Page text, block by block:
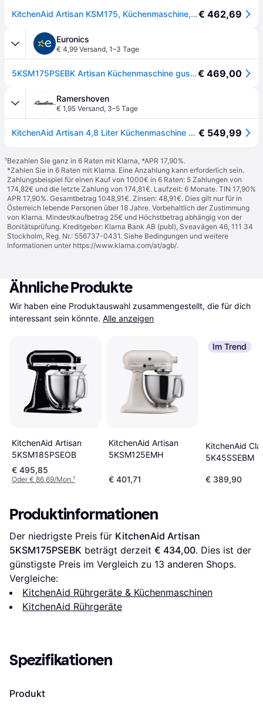
KitchenAid Artisan KSM175, Küchenmaschine, Schwarz€ 462,69
Euronics
€ 4,99 Versand, 1–3 Tage
5KSM175PSEBK Artisan Küchenmaschine gusseisen schwarz€ 469,00
Ramershoven
€ 1,95 Versand, 3–5 Tage
KitchenAid Artisan 4,8 Liter Küchenmaschine Modell KSM175 -... € 549,99
¹Bezahlen Sie ganz in 6 Raten mit Klarna, *APR 17,90%.
*Zahlen Sie in 6 Raten mit Klarna. Eine Anzahlung kann erforderlich sein.
Zahlungsbeispiel für einen Kauf von 1000€ in 6 Raten: 5 Zahlungen von
174,82€ und die letzte Zahlung von 174,81€. Laufzeit: 6 Monate. TIN 17,90%
APR 17,90%. Gesamtbetrag 1048,91€. Zinsen: 48,91€. Dies gilt nur für in
Österreich lebende Personen über 18 Jahre. Vorbehaltlich der Zustimmung
von Klarna. Mindestkaufbetrag 25€ und Höchstbetrag abhängig von der
Bonitätsprüfung. Kreditgeber: Klarna Bank AB (publ), Sveavägen 46, 111 34
Stockholm, Reg. Nr.: 556737-0431. Siehe Bedingungen und weitere
Informationen unter https://www.klarna.com/at/agb/.
Ähnliche Produkte
Wir haben eine Produktauswahl zusammengestellt, die für dich
interessant sein könnte. Alle anzeigen
KitchenAid Artisan
5KSM185PSEOB
€ 495,85
Oder € 86,69/Mon.¹
KitchenAid Artisan
5KSM125EMH
€ 401,71
Im Trend
KitchenAid
5K45SSEBM
€ 389,90
Produktinformationen
Der niedrigste Preis für KitchenAid Artisan
5KSM175PSEBK beträgt derzeit € 434,00. Dies ist der
günstigste Preis im Vergleich zu 13 anderen Shops.
Vergleiche:
KitchenAid Rührgeräte & Küchenmaschinen
KitchenAid Rührgeräte
Spezifikationen
Produkt